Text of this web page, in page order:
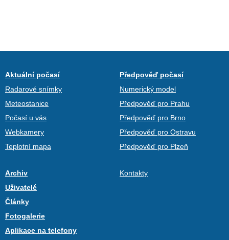
Aktuální počasí
Radarové snímky
Meteostanice
Počasí u vás
Webkamery
Teplotní mapa
Předpověď počasí
Numerický model
Předpověď pro Prahu
Předpověď pro Brno
Předpověď pro Ostravu
Předpověď pro Plzeň
Archiv
Uživatelé
Články
Fotogalerie
Aplikace na telefony
Kontakty